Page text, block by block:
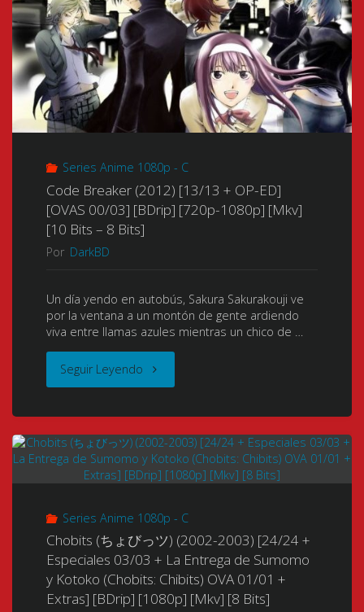
Especiales
OP-
ED]
[BD-
Rip]
[Mkv]
10
Bits]
[Google
Drive]
[Especial
矢
LOST
CANVAS
冥
王
神
(2009-
+
OP-
ED]
[BDrip]
[1080p]
Wing:
Endless
Waltz
Special
[01/01
+
[BD-
[Mega]
Drive]"
Series Anime 1080p - C
Code Breaker (2012) [13/13 + OP-ED]
[OVAS 00/03] [BDrip] [720p-1080p] [Mkv]
[10 Bits – 8 Bits]
Por DarkBD
Un día yendo en autobús, Sakura Sakurakouji ve
por la ventana a un montón de gente ardiendo
viva entre llamas azules mientras un chico de …
Seguir Leyendo "Code
(2012)
[13/13
OP-
ED]
Series Anime 1080p - C
Chobits (ちょびっツ) (2002-2003) [24/24 +
Especiales 03/03 + La Entrega de Sumomo
y Kotoko (Chobits: Chibits) OVA 01/01 +
Extras] [BDrip] [1080p] [Mkv] [8 Bits]